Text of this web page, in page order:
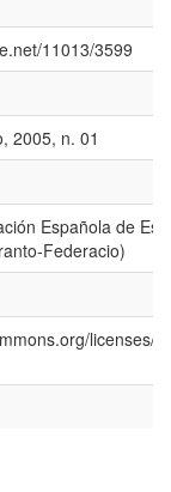
11013/3599
2005, n. 01
Española de
Federacio)
licenses/